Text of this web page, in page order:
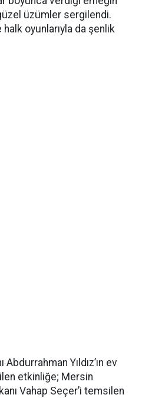
üzümler sergilendi.
oyunlarıyla da şenlik
Yıldız’ın ev
etkinliğe; Mersin
Vahap Seçer’i temsilen